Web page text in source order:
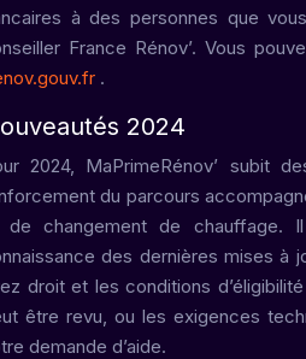
à des personnes que
France Rénov’. Vous
.
2024
2024, MaPrimeRénov’ subit
du parcours
de changement de chauffage.
des dernières mises à
droit et les conditions
être revu, ou les exigences
demande d’aide.